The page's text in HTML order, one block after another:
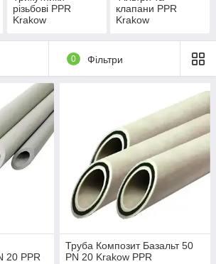
різьбові PPR
Krakow
клапани PPR
Krakow
0 Фільтри
20 PPR
Труба Композит Базальт 50
PN 20 Krakow PPR